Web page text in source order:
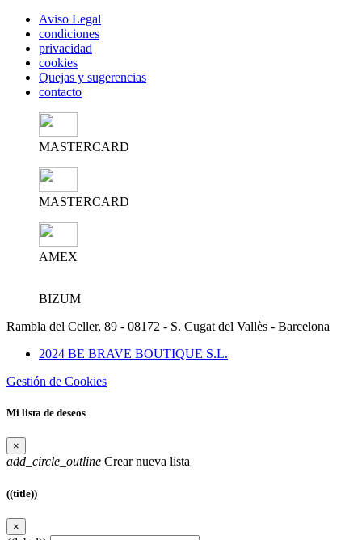
Aviso Legal
condiciones
privacidad
cookies
Quejas y sugerencias
contacto
MASTERCARD
MASTERCARD
AMEX
BIZUM
Rambla del Celler, 89 - 08172 - S. Cugat del Vallès - Barcelona
2024 BE BRAVE BOUTIQUE S.L.
Gestión de Cookies
Mi lista de deseos
×
add_circle_outline Crear nueva lista
((title))
×